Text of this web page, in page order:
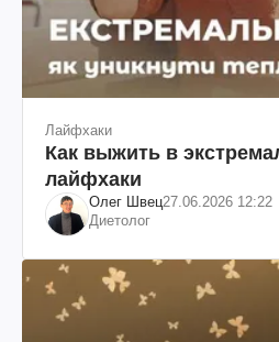
Лайфхаки
Как выжить в
лайфхаки
Олег Швец27.06.2026 12:22
Диетолог